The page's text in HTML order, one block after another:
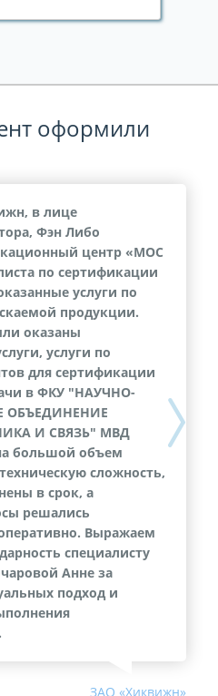
оформили
в лице
Фэн Либо
центр «МОС
по сертификации
услуги по
продукции.
оказаны
услуги по
для сертификации
в ФКУ "НАУЧНО-
ОБЪЕДИНЕНИЕ
И СВЯЗЬ" МВД
большой объем
сложность,
в срок, а
решались
Выражаем
специалисту
Анне за
подход и
ЗАО «Хиквижн»
Next